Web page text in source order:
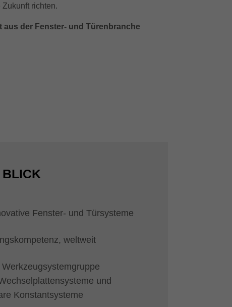
richten.
der Fenster- und Türenbranche
BLICK
Fenster- und Türsysteme
weltweit
und
Konstantsysteme